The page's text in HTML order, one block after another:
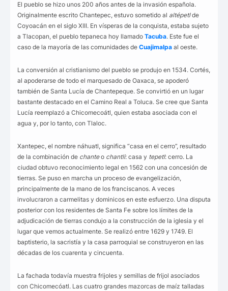
El pueblo se hizo unos 200 años antes de la invasión española.
Originalmente escrito Chantepec, estuvo sometido al altépetlde
Coyoacán en el siglo XIII. En vísperas de la conquista, estaba sujeto
a Tlacopan, el pueblo tepaneca hoy llamado Tacuba. Este fue el
caso de la mayoría de las comunidades de Cuajimalpa al oeste.
La conversión al cristianismo del pueblo se produjo en 1534. Cortés,
al apoderarse de todo el marquesado de Oaxaca, se apoderó
también de Santa Lucía de Chantepeque. Se convirtió en un lugar
bastante destacado en el Camino Real a Toluca. Se cree que Santa
Lucía reemplazó a Chicomecoátl, quien estaba asociada con el
agua y, por lo tanto, con Tlaloc.
Xantepec, el nombre náhuatl, significa “casa en el cerro”, resultado
de la combinación de chanteo chantli: casa y tepetl: cerro. La
ciudad obtuvo reconocimiento legal en 1562 con una concesión de
tierras. Se puso en marcha un proceso de evangelización,
principalmente de la mano de los franciscanos. A veces
involucraron a carmelitas y dominicos en este esfuerzo. Una disputa
posterior con los residentes de Santa Fe sobre los límites de la
adjudicación de tierras condujo a la construcción de la iglesia y el
lugar que vemos actualmente. Se realizó entre 1629 y 1749. El
baptisterio, la sacristía y la casa parroquial se construyeron en las
décadas de los cuarenta y cincuenta.
La fachada todavía muestra frijoles y semillas de frijol asociados
con Chicomecóatl. Las cuatro grandes mazorcas de maíz talladas